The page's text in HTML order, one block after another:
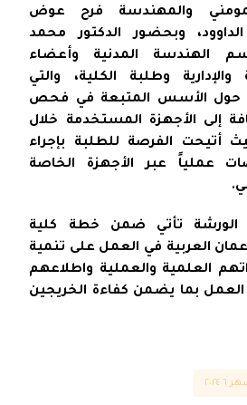
والمهندسة فرح عوض
وبحضور الدكتور محمد
الهندسة المدنية وأعضاء
والإدارية وطلبة الكلية، والتي
حول الأسس المتبعة في فحص
إلى الأجهزة المستخدمة خلال
أتيحت الفرصة للطلبة بإجراء
عملياً عبر الأجهزة الخاصة
الورشة تأتي ضمن خطة كلية
العربية في العمل على تنمية
العلمية والعملية واطلاعهم
بما يضمن كفاءة الخريجين